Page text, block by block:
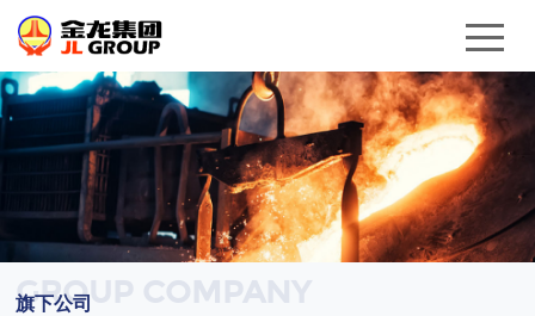
GROUP COMPANY
旗下公司